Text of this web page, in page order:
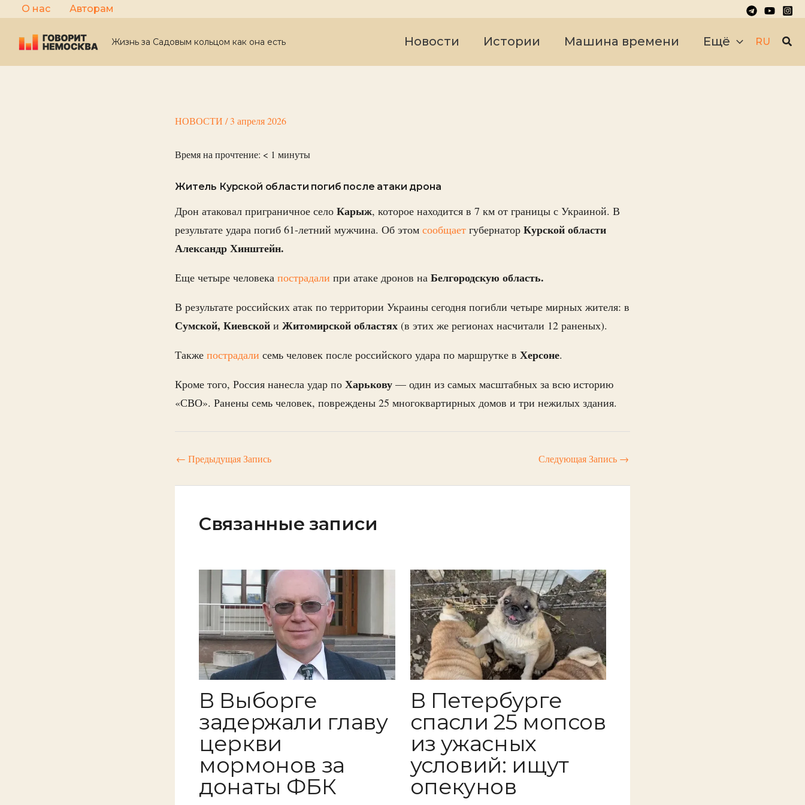
Перейти
к
содержимому
О нас Авторам
Жизнь за Садовым кольцом как она есть Новости Истории Машина времени Ещё RU
НОВОСТИ /3 апреля 2026
Время на прочтение: < 1 минуты
Житель Курской области погиб после атаки дрона
Дрон атаковал приграничное село Карыж, которое находится в 7 км от границы с Украиной. В
результате удара погиб 61-летний мужчина. Об этом сообщает губернатор Курской области
Александр Хинштейн.
Еще четыре человека пострадали при атаке дронов на Белгородскую область.
В результате российских атак по территории Украины сегодня погибли четыре мирных жителя: в
Сумской, Киевской и Житомирской областях (в этих же регионах насчитали 12 раненых).
Также пострадали семь человек после российского удара по маршрутке в Херсоне.
Кроме того, Россия нанесла удар по Харькову — один из самых масштабных за всю историю
«СВО». Ранены семь человек, повреждены 25 многоквартирных домов и три нежилых здания.
← Предыдущая Запись Следующая Запись →
Связанные записи
В Выборге
задержали главу
церкви
мормонов за
донаты ФБК
В Петербурге
спасли 25 мопсов
из ужасных
условий: ищут
опекунов